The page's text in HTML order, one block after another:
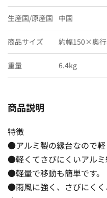
生産国/原産国 中国
商品サイズ 約幅150×奥
重量 6.4kg
商品説明
特徴
●アルミ製の縁台なので軽
●軽くてさびにくいアルミ
●軽量で移動も簡単です。
●雨風に強く、さびにく